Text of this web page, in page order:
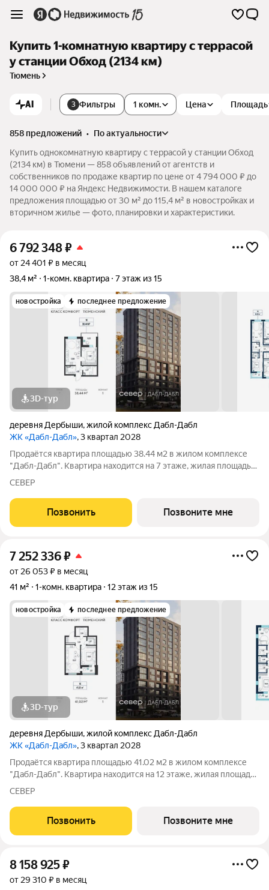
Купить 1-комнатную квартиру с террасой
у станции Обход (2134 км)
Тюмень
AI 3 Фильтры 1 комн. Цена Площадь
858 предложений •
по актуальности
Купить однокомнатную квартиру с террасой у станции Обход
(2134 км) в Тюмени — 858 объявлений от агентств и
собственников по продаже квартир по цене от 4 794 000 ₽ до
14 000 000 ₽ на Яндекс Недвижимости. В нашем каталоге
предложения площадью от 30 м² до 115,4 м² в новостройках и
вторичном жилье — фото, планировки и характеристики.
6 792 348₽
от 24 401 ₽ в месяц
38,4 м²
1-комн. квартира 7 этаж из 15
новостройка последнее предложение
3D-тур
деревня Дербыши,жилой комплекс Дабл-Дабл
ЖК «Дабл-Дабл», 3 квартал 2028
Продаётся квартира площадью 38.44 м2 в жилом комплексе
"Дабл-Дабл". Квартира находится на 7 этаже, жилая площадь
квартиры 9.62 м2, площадь просторной кухни 13.6 м2. Среди
на одну сторону, 1
СЕВЕР
Позвонить Позвоните мне
7 252 336₽
от 26 053 ₽ в месяц
41 м²
1-комн. квартира 12 этаж из 15
новостройка последнее предложение
3D-тур
деревня Дербыши,жилой комплекс Дабл-Дабл
ЖК «Дабл-Дабл», 3 квартал 2028
Продаётся квартира площадью 41.02 м2 в жилом комплексе
"Дабл-Дабл". Квартира находится на 12 этаже, жилая площадь
квартиры 10.92 м2, площадь просторной кухни 15.07 м2. Среди
на одну сторону, 1
СЕВЕР
Позвонить Позвоните мне
8 158 925₽
от 29 310 ₽ в месяц